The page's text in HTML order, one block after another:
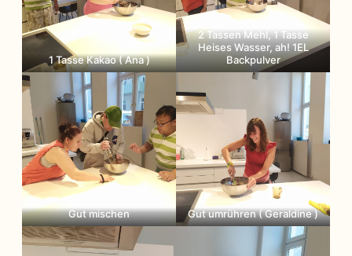
1 Tasse Kakao ( Ana )
2 Tassen Mehl, 1 Tasse
Heises Wasser, ah! 1EL
Backpulver
Gut mischen Gut umrühren ( Geraldine )